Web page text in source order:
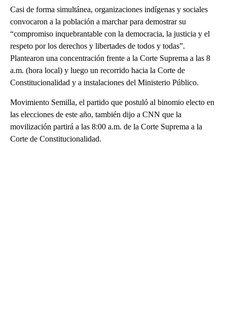
Casi de forma simultánea, organizaciones indígenas y sociales
convocaron a la población a marchar para demostrar su
“compromiso inquebrantable con la democracia, la justicia y el
respeto por los derechos y libertades de todos y todas”.
Plantearon una concentración frente a la Corte Suprema a las 8
a.m. (hora local) y luego un recorrido hacia la Corte de
Constitucionalidad y a instalaciones del Ministerio Público.
Movimiento Semilla, el partido que postuló al binomio electo en
las elecciones de este año, también dijo a CNN que la
movilización partirá a las 8:00 a.m. de la Corte Suprema a la
Corte de Constitucionalidad.